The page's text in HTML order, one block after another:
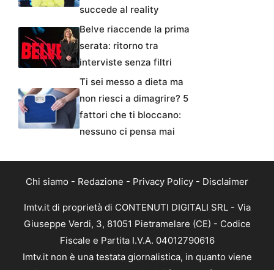
succede al reality
Belve riaccende la prima
serata: ritorno tra
interviste senza filtri
Ti sei messo a dieta ma
non riesci a dimagrire? 5
fattori che ti bloccano:
nessuno ci pensa mai
Chi siamo - Redazione - Privacy Policy - Disclaimer
Imtv.it di proprietà di CONTENUTI DIGITALI SRL - Via
Giuseppe Verdi, 3, 81051 Pietramelare (CE) - Codice
Fiscale e Partita I.V.A. 04012790616
Imtv.it non è una testata giornalistica, in quanto viene